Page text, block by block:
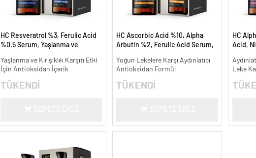
HC Resveratrol %3, Ferulic Acid
%0.5 Serum, Yaşlanma ve
Yaşlanma ve Kırışıklık Karşıtı Etki
İçin Antioksidan İçerik
TÜKENDİ
HC Ascorbic Acid %10, Alpha
Arbutin %2, Ferulic Acid Serum,
ml.
Yoğun Lekelere Karşı Aydınlatıcı
Antioksidan Formül
TÜKENDİ
HC
Acid,
Leke